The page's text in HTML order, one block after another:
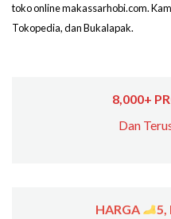
toko online makassarhobi.com.
Tokopedia, dan Bukalapak.
8,000+
Dan
HARGA 5,